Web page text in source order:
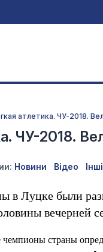
атлетика. ЧУ-2018.
ЧУ-2018.
Новини Відео
в Луцке были
вечерней
чемпионы страны